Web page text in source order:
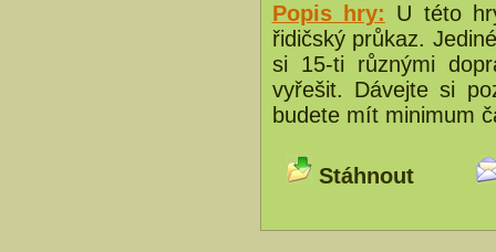
Popis hry: U této
řidičský průkaz.
si 15-ti různými
vyřešit. Dávejte si
budete mít minimum
Stáhnout